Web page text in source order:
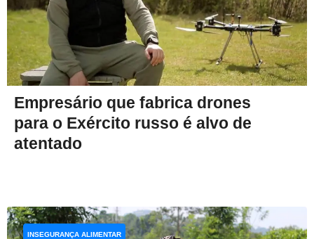
Empresário que fabrica drones
para o Exército russo é alvo de
atentado
INSEGURANÇA ALIMENTAR